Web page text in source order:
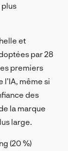
et
par 28
premiers
même si
des
la marque
large.
(20 %)